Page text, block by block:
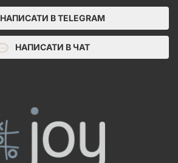
НАПИСАТИ В TELEGRAM
НАПИСАТИ В ЧАТ